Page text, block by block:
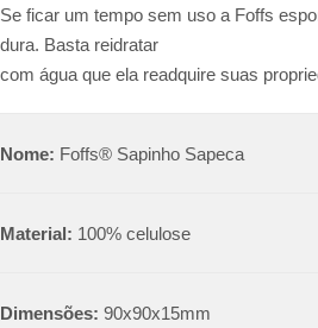
Se ficar um tempo sem uso a Foffs
dura. Basta reidratar
com água que ela readquire suas
Nome: Foffs® Sapinho Sapeca
Material: 100% celulose
Dimensões: 90x90x15mm